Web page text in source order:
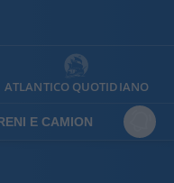
ATLANTICO QUOTIDIANO
E CAMION